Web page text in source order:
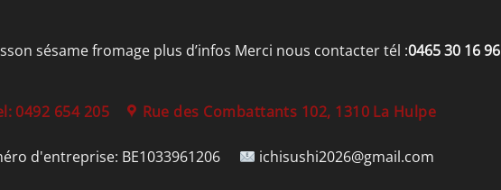
sésame fromage plus d’infos Merci nous contacter tél :0465 30 16 96
0492 654 205 Rue des Combattants 102, 1310 La Hulpe
d'entreprise: BE1033961206 ichisushi2026@gmail.com